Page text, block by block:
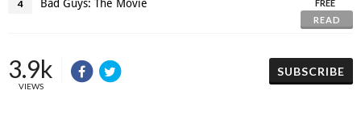
4 Bad Guys: The Movie
FREE
READ
3.9k
VIEWS
SUBSCRIBE